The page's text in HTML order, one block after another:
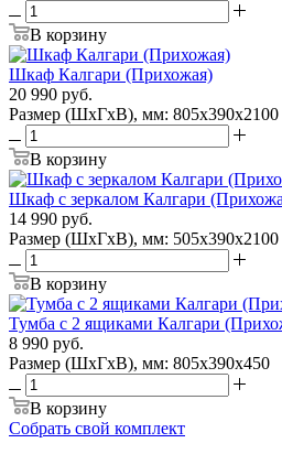
В корзину
Шкаф Калгари (Прихожая)
20 990 руб.
Размер (ШхГхВ), мм: 805х390х2100
В корзину
Шкаф с зеркалом Калгари
14 990 руб.
Размер (ШхГхВ), мм: 505х390х2100
В корзину
Тумба с 2 ящиками Калгари
8 990 руб.
Размер (ШхГхВ), мм: 805х390х450
В корзину
Собрать свой комплект